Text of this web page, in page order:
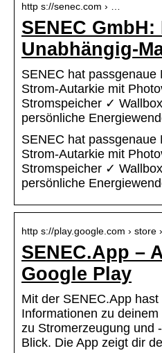
http s://senec.com › …
SENEC GmbH:
Unabhängig-
SENEC hat passgenaue
Strom-Autarkie mit
Stromspeicher ✓
persönliche
SENEC hat passgenaue
Strom-Autarkie mit
Stromspeicher ✓
persönliche
http s://play.google.com › store
SENEC.App –
Google Play
Mit der SENEC.App
Informationen zu
zu Stromerzeugung und
Blick. Die App zeigt dir